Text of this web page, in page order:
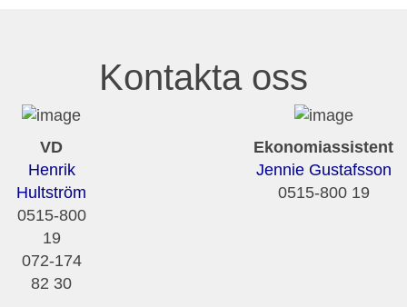
Kontakta oss
VD
Henrik
Hultström
0515-800
19
072-174
82 30
Ekonomiassistent
Jennie Gustafsson
0515-800 19